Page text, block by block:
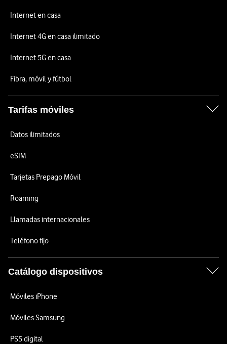
Internet en casa
Internet 4G en casa ilimitado
Internet 5G en casa
Fibra, móvil y fútbol
Tarifas móviles
Datos ilimitados
eSIM
Tarjetas Prepago Móvil
Roaming
Llamadas internacionales
Teléfono fijo
Catálogo dispositivos
Móviles iPhone
Móviles Samsung
PS5 digital